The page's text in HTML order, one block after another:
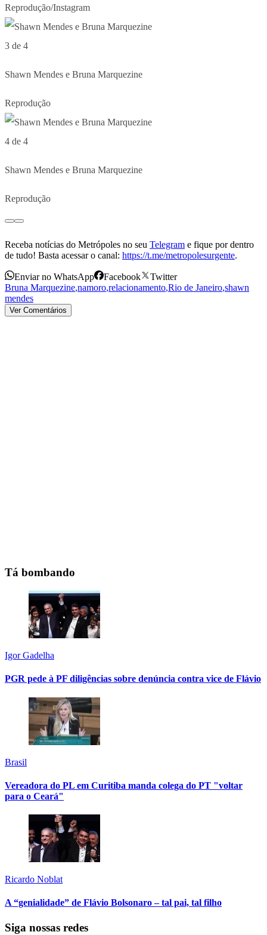
Reprodução/Instagram
3 de 4
Shawn Mendes e Bruna Marquezine
Reprodução
4 de 4
Shawn Mendes e Bruna Marquezine
Reprodução
Receba notícias do Metrópoles no seu Telegram e fique por dentro
de tudo! Basta acessar o canal: https://t.me/metropolesurgente.
Enviar no WhatsApp Facebook
Twitter
Bruna Marquezine,namoro,relacionamento,Rio de Janeiro,shawn
mendes
Ver Comentários
Tá bombando
Igor Gadelha
PGR pede à PF diligências sobre denúncia contra vice de Flávio
Brasil
Vereadora do PL em Curitiba manda colega do PT "voltar
para o Ceará"
Ricardo Noblat
A “genialidade” de Flávio Bolsonaro – tal pai, tal filho
Siga nossas redes